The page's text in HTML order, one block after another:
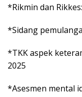
*Rikmin dan
*Sidang
*TKK aspek
2025
*Asesmen mental